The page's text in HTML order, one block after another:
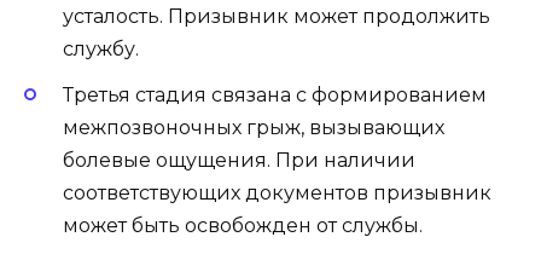
усталость. Призывник может продолжить
службу.
Третья стадия связана с формированием
межпозвоночных грыж, вызывающих
болевые ощущения. При наличии
соответствующих документов призывник
может быть освобожден от службы.